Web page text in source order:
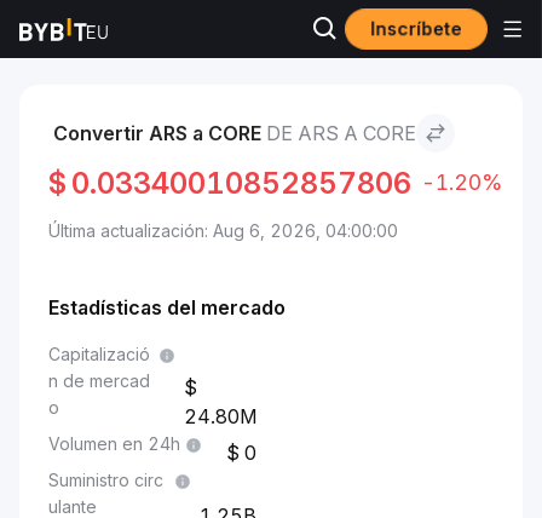
Inscríbete
Mercados ARS to Core
Convertir ARS a CORE DE ARS A CORE
$ 0.03340010852857806 -1.20%
Última actualización: Aug 6, 2026, 04:00:00
Estadísticas del mercado
Capitalizació
n de mercad
o
24.80M
Volumen en 24h 0
Suministro circ
ulante